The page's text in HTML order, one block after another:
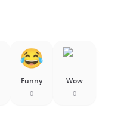
Funny
0
Wow
0